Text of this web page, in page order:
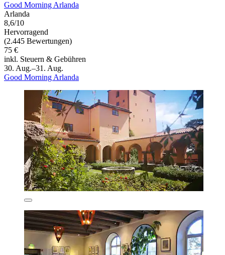
Good Morning Arlanda
Arlanda
8,6/10
Hervorragend
(2.445 Bewertungen)
75 €
inkl. Steuern & Gebühren
30. Aug.–31. Aug.
Good Morning Arlanda